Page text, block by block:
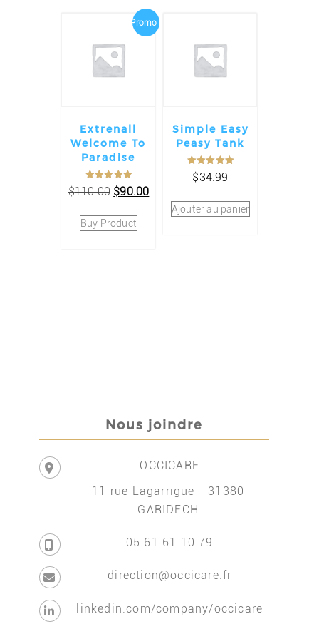
Promo !
Extrenall
Welcome To
Paradise
Note
5.00
$110.00 Le
initial
$90.00Le
Buy Product
Simple Easy
Peasy Tank
Note
5.00
$34.99
Ajouter au panier
Nous joindre
OCCICARE
11 rue Lagarrigue - 31380
GARIDECH
05 61 61 10 79
direction@occicare.fr
linkedin.com/company/occicare